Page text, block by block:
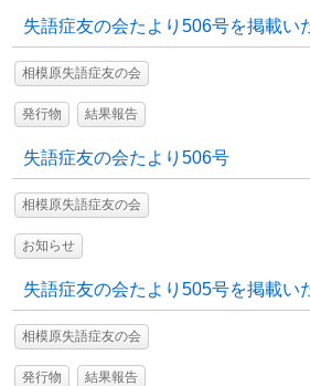
失語症友の会たより506号を掲載い
相模原失語症友の会
発行物 結果報告
失語症友の会たより506号
相模原失語症友の会
お知らせ
失語症友の会たより505号を掲載い
相模原失語症友の会
発行物 結果報告